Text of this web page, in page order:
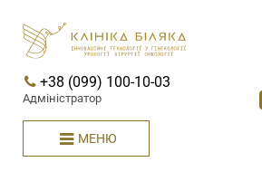
+38 (099) 100-10-03
Адміністратор
МЕНЮ